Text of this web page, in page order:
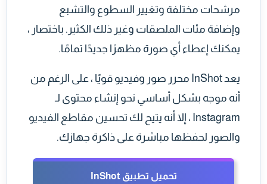
مرشحات مختلفة وتغيير السطوع والتشبع
وإضافة مئات الملصقات وغير ذلك الكثير. باختصار ،
يمكنك إعطاء أي صورة مظهرًا جديدًا تمامًا.
يعد InShot محرر صور وفيديو قويًا ، على الرغم من
أنه موجه بشكل أساسي نحو إنشاء محتوى لـ
Instagram ، إلا أنه يتيح لك تحسين مقاطع الفيديو
والصور لحفظها مباشرة على ذاكرة جهازك.
تحميل تطبيق InShot